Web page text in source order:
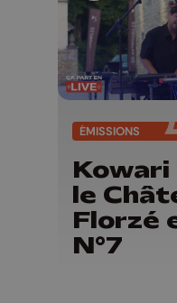
ÉMISSIONS
Kowari
le
Florzé
N°7